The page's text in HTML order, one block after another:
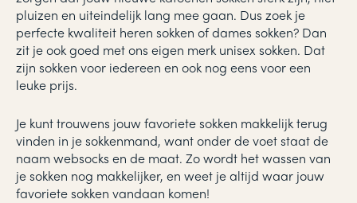
pluizen en uiteindelijk lang mee gaan. Dus zoek je
perfecte kwaliteit heren sokken of dames sokken? Dan
zit je ook goed met ons eigen merk unisex sokken. Dat
zijn sokken voor iedereen en ook nog eens voor een
leuke prijs.
Je kunt trouwens jouw favoriete sokken makkelijk terug
vinden in je sokkenmand, want onder de voet staat de
naam websocks en de maat. Zo wordt het wassen van
je sokken nog makkelijker, en weet je altijd waar jouw
favoriete sokken vandaan komen!